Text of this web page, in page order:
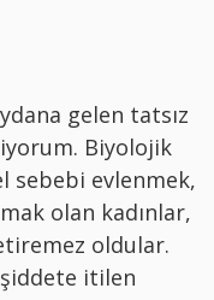
gelen tatsız
Biyolojik
sebebi evlenmek,
olan kadınlar,
oldular.
itilen